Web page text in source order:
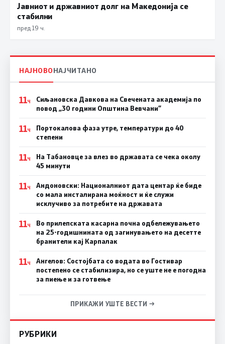
Јавниот и државниот долг на Македонија се
стабилни
пред 19 ч.
НАЈНОВОНАЈЧИТАНО
11Ч
Сиљановска Давкова на Свечената академија по
повод „30 години Општина Вевчани“
11Ч
Портокалова фаза утре, температури до 40
степени
11Ч
На Табановце за влез во државата се чека околу
45 минути
11Ч
Андоновски: Националниот дата центар ќе биде
со мала инсталирана моќност и ќе служи
исклучиво за потребите на државата
11Ч
Во прилепската касарна почна одбележувањето
на 25-годишнината од загинувањето на десетте
бранители кај Карпалак
11Ч
Ангелов: Состојбата со водата во Гостивар
постепено се стабилизира, но се уште не е погодна
за пиење и за готвење
ПРИКАЖИ УШТЕ ВЕСТИ →
РУБРИКИ